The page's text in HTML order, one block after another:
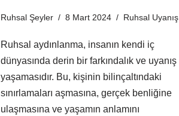
Ruhsal Şeyler 8 Mart 2024 Ruhsal Uyanış
Ruhsal aydınlanma, insanın kendi iç
dünyasında derin bir farkındalık ve uyanış
yaşamasıdır. Bu, kişinin bilinçaltındaki
sınırlamaları aşmasına, gerçek benliğine
ulaşmasına ve yaşamın anlamını